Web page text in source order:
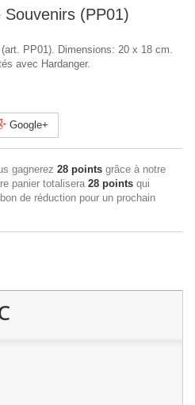
Souvenirs (PP01)
PP01). Dimensions: 20 x 18 cm.
avec Hardanger.
Google+
gagnerez 28 points grâce à notre
panier totalisera 28 points qui
de réduction pour un prochain